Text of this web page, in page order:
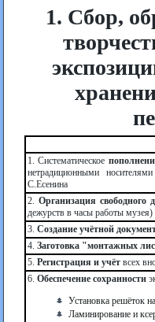
1. Сбор,
1. Систематическое
нетрадиционными
С.Есенина
2. Организация свободного
дежурств в часы работы музея)
3. Создание учётной
4. Заготовка "монтажных
5. Регистрация и учёт всех
6. Обеспечение сохранности
Установка решёток
Ламинирование и